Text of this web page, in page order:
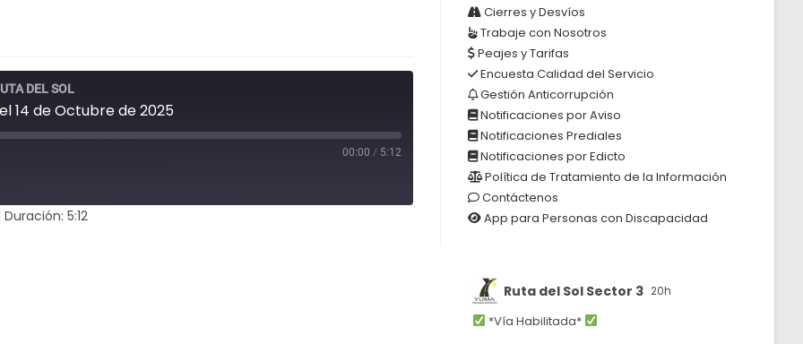
DEL SOL
14 de Octubre de 2025
00:00 / 5:12
Duración: 5:12
Cierres y Desvíos
Trabaje con Nosotros
Peajes y Tarifas
Encuesta Calidad del Servicio
Gestión Anticorrupción
Notificaciones por Aviso
Notificaciones Prediales
Notificaciones por Edicto
Política de Tratamiento de la Información
Contáctenos
App para Personas con Discapacidad
Ruta del Sol Sector 3 20h
*Vía Habilitada*